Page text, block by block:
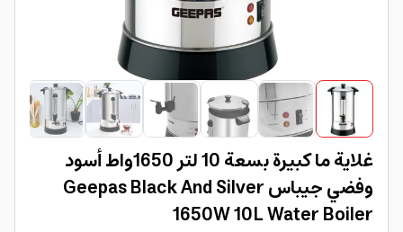
غلاية ما كبيرة بسعة 10 لتر 1650واط أسود
وفضي جيباس Geepas Black And Silver
1650W 10L Water Boiler